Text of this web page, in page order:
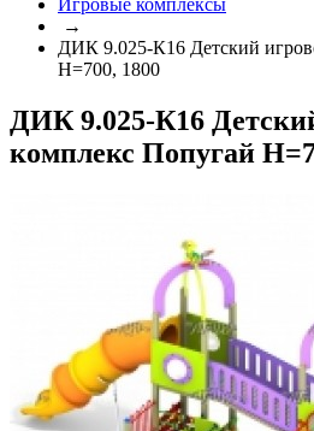
→
ДИК 9.025-К16 Детский
Н=700, 1800
ДИК 9.025-К16
комплекс Попугай